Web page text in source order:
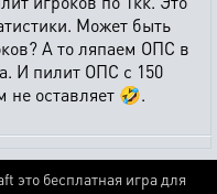
Может быть
А то ляпаем ОПС в
И пилит ОПС с 150
не оставляет 🤣.
это бесплатная игра для